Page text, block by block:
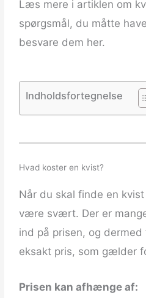
Læs mere i artiklen om
spørgsmål, du måtte
besvare dem her.
Indholdsfortegnelse
Hvad koster en kvist?
Når du skal finde en
være svært. Der er
ind på prisen, og
eksakt pris, som gælder
Prisen kan afhænge af: